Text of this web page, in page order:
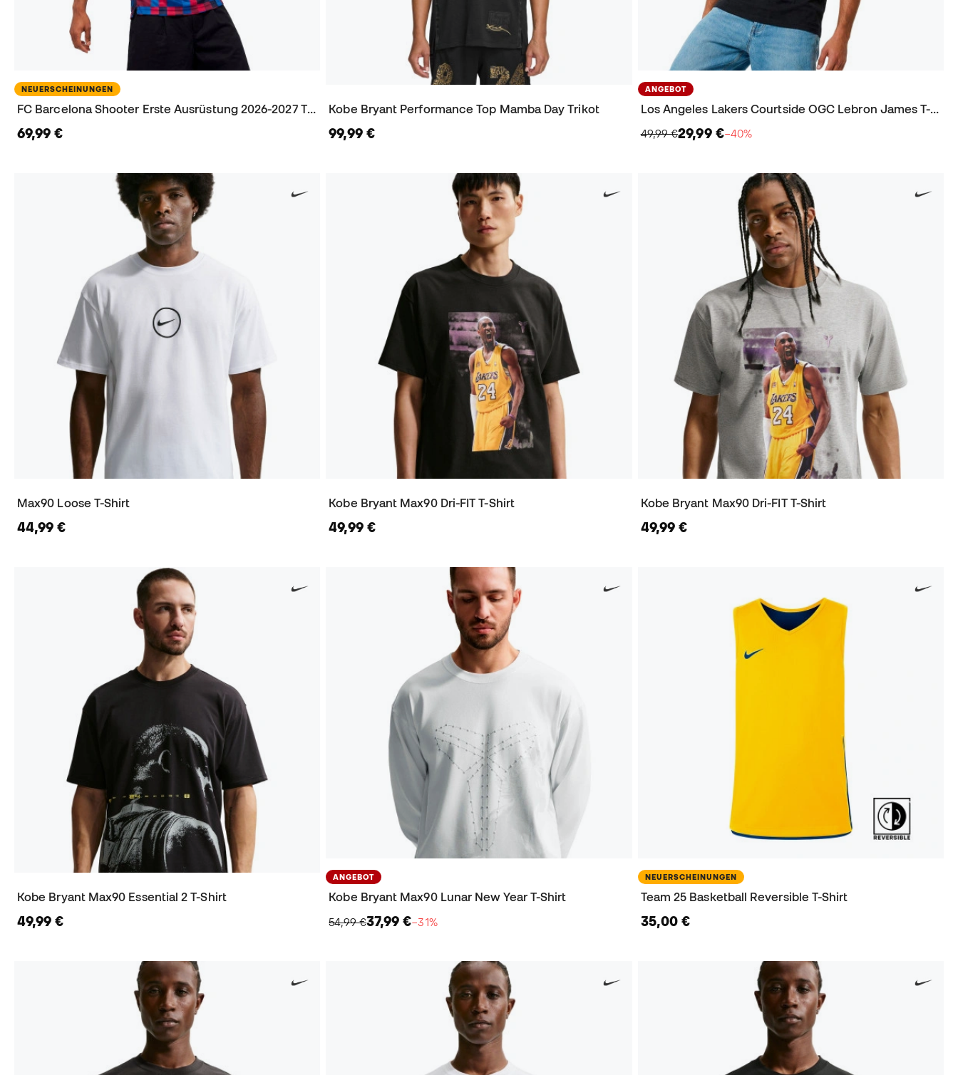
NEUERSCHEINUNGEN
FC Barcelona Shooter Erste Ausrüstung 2026-2027 Trikot
69,99 €
Kobe Bryant Performance Top Mamba Day Trikot
99,99 €
ANGEBOT
Los Angeles Lakers Courtside OGC Lebron James T-Shirt
49,99 €29,99 €−40%
Max90 Loose T-Shirt
44,99 €
Kobe Bryant Max90 Dri-FIT T-Shirt
49,99 €
Kobe Bryant Max90 Dri-FIT T-Shirt
49,99 €
Kobe Bryant Max90 Essential 2 T-Shirt
49,99 €
ANGEBOT
Kobe Bryant Max90 Lunar New Year T-Shirt
54,99 €37,99 €−31%
NEUERSCHEINUNGEN
Team 25 Basketball Reversible T-Shirt
35,00 €